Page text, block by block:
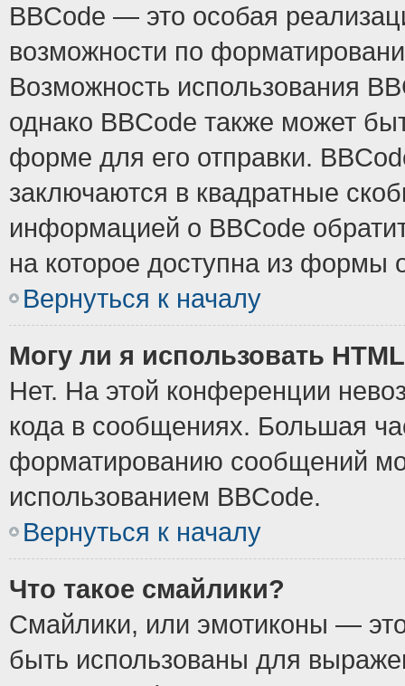
BBCode — это особая
возможности по
Возможность использования
однако BBCode также может
форме для его отправки.
заключаются в квадратные
информацией о BBCode
на которое доступна из формы
Вернуться к началу
Могу ли я использовать
Нет. На этой конференции
кода в сообщениях. Большая
форматированию сообщений
использованием BBCode.
Вернуться к началу
Что такое смайлики?
Смайлики, или эмотиконы —
быть использованы для